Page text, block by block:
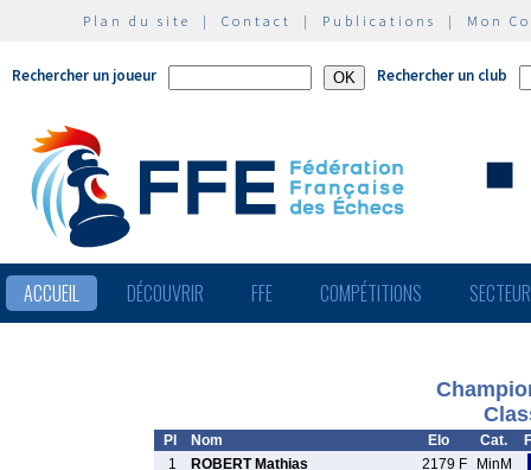
Plan du site | Contact | Publications | Mon
Rechercher un joueur Rechercher un club
ACCUEIL DÉCOUVRIR FFE COMPÉTITIONS
Pl Nom Elo Cat.
1
ROBERT Mathias 2179 F
MinM